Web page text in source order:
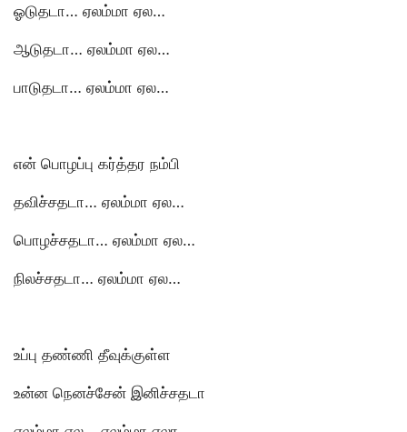
ஓடுதடா… ஏலம்மா ஏல…
ஆடுதடா… ஏலம்மா ஏல…
பாடுதடா… ஏலம்மா ஏல…
என் பொழப்பு கர்த்தர நம்பி
தவிச்சதடா… ஏலம்மா ஏல…
பொழச்சதடா… ஏலம்மா ஏல…
நிலச்சதடா… ஏலம்மா ஏல…
உப்பு தண்ணி தீவுக்குள்ள
உன்ன நெனச்சேன் இனிச்சதடா